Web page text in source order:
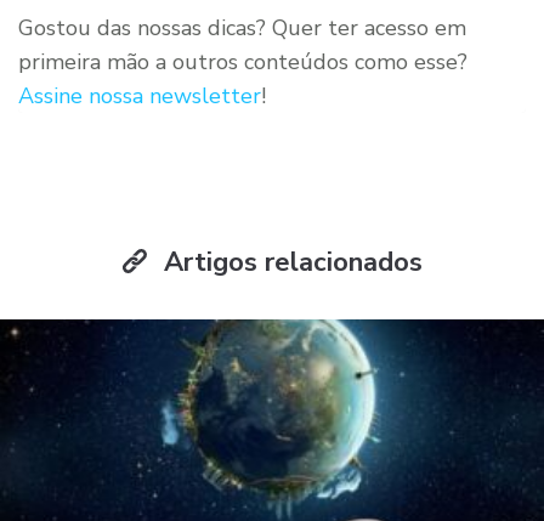
Gostou das nossas dicas? Quer ter acesso em
primeira mão a outros conteúdos como esse?
Assine nossa newsletter!
Artigos relacionados